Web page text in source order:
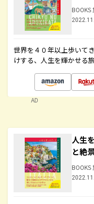
BOOKS
世界を４０年以上歩いて
けする、人生を輝かせる
AD
人生
と絶
BOOKS